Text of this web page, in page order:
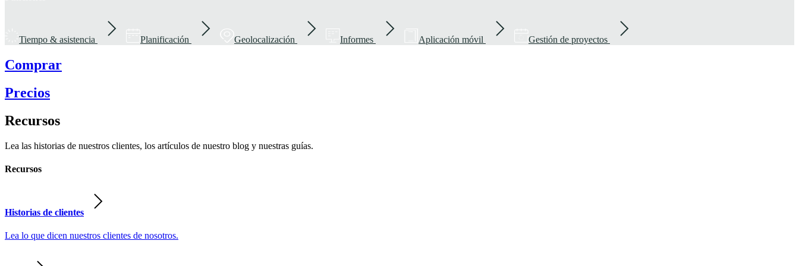
Tiempo & asistencia Planificación Geolocalización Informes Aplicación móvil Gestión de proyectos
Comprar
Precios
Recursos
Lea las historias de nuestros clientes, los artículos de nuestro blog y nuestras guías.
Recursos
Historias de clientes
Lea lo que dicen nuestros clientes de nosotros.